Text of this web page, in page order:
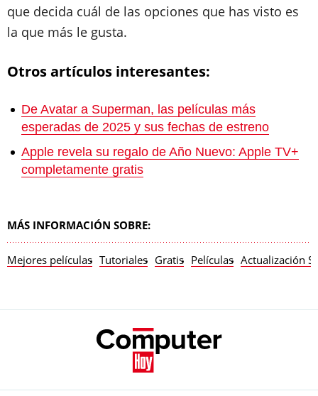
que decida cuál de las opciones que has visto es
la que más le gusta.
Otros artículos interesantes:
De Avatar a Superman, las películas más
esperadas de 2025 y sus fechas de estreno
Apple revela su regalo de Año Nuevo: Apple TV+
completamente gratis
MÁS INFORMACIÓN SOBRE:
Mejores películas Tutoriales Gratis Películas Actualización